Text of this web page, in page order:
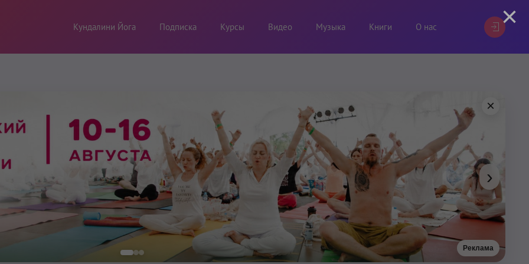
Кундалини Йога Подписка Курсы Видео Музыка Книги О нас
Реклама
×
›
×